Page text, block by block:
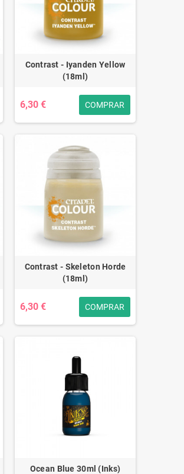
Contrast - Iyanden Yellow
(18ml)
6,30 € COMPRAR
Contrast - Skeleton Horde
(18ml)
6,30 € COMPRAR
Ocean Blue 30ml (Inks)